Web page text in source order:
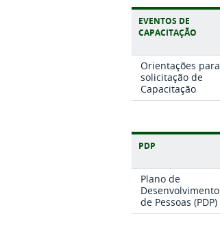
EVENTOS DE
CAPACITAÇÃO
Orientações para
solicitação de
Capacitação
PDP
Plano de
Desenvolvimento
de Pessoas (PDP)